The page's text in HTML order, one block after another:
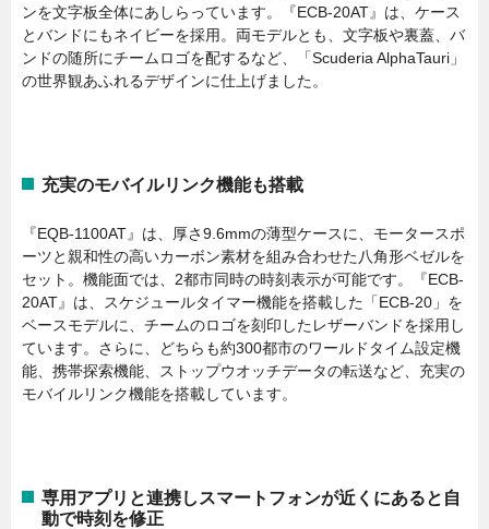
ンを文字板全体にあしらっています。『ECB-20AT』は、ケース
とバンドにもネイビーを採用。両モデルとも、文字板や裏蓋、バ
ンドの随所にチームロゴを配するなど、「Scuderia AlphaTauri」
の世界観あふれるデザインに仕上げました。
充実のモバイルリンク機能も搭載
『EQB-1100AT』は、厚さ9.6mmの薄型ケースに、モータースポ
ーツと親和性の高いカーボン素材を組み合わせた八角形ベゼルを
セット。機能面では、2都市同時の時刻表示が可能です。『ECB-
20AT』は、スケジュールタイマー機能を搭載した「ECB-20」を
ベースモデルに、チームのロゴを刻印したレザーバンドを採用し
ています。さらに、どちらも約300都市のワールドタイム設定機
能、携帯探索機能、ストップウオッチデータの転送など、充実の
モバイルリンク機能を搭載しています。
専用アプリと連携しスマートフォンが近くにあると自
動で時刻を修正